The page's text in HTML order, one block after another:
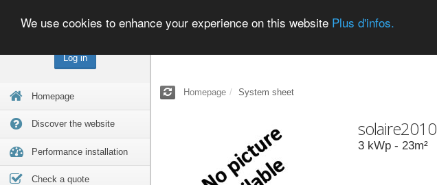
Log in
Homepage
Discover the website
Performance installation
Check a quote
We use cookies to enhance your experience on this website Plus d'infos.
Homepage System sheet
solaire2010
3 kWp - 23m²